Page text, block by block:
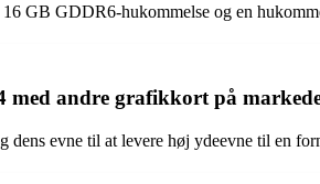
GB GDDR6-hukommelse og en
andre grafikkort på
evne til at levere høj ydeevne til en